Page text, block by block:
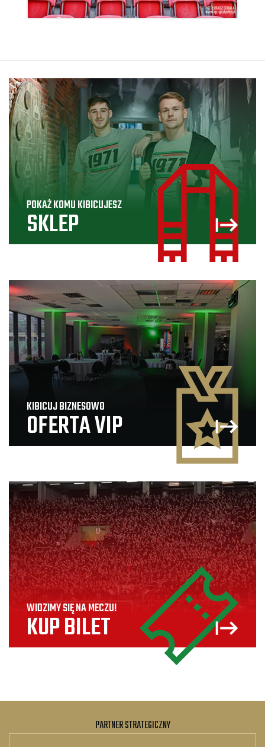
POKAŻ KOMU KIBICUJESZ
SKLEP
KIBICUJ BIZNESOWO
OFERTA VIP
WIDZIMY SIĘ NA MECZU!
KUP BILET
PARTNER STRATEGICZNY